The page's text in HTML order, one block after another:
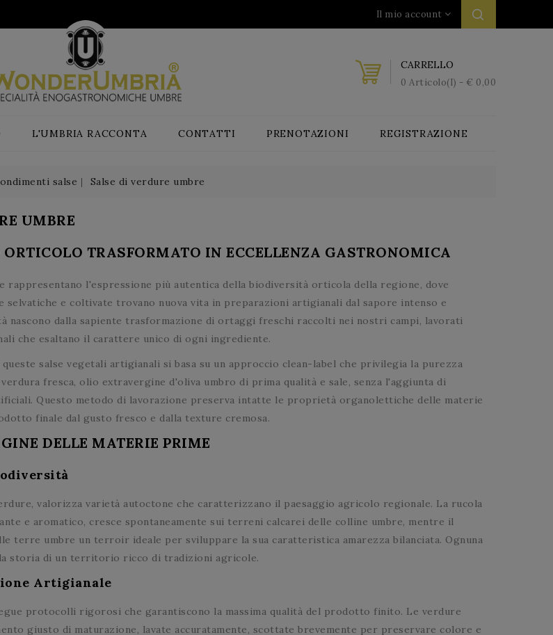
Il mio account
CARRELLO
0 Articolo(i) - € 0,00
L'UMBRIA RACCONTA CONTATTI PRENOTAZIONI REGISTRAZIONE
salse Salse di verdure umbre
UMBRE
TRASFORMATO IN ECCELLENZA GASTRONOMICA
rappresentano l'espressione più autentica della biodiversità orticola della regione, dove
selvatiche e coltivate trovano nuova vita in preparazioni artigianali dal sapore intenso e
nascono dalla sapiente trasformazione di ortaggi freschi raccolti nei nostri campi, lavorati
che esaltano il carattere unico di ogni ingrediente.
salse vegetali artigianali si basa su un approccio clean-label che privilegia la purezza
fresca, olio extravergine d'oliva umbro di prima qualità e sale, senza l'aggiunta di
Questo metodo di lavorazione preserva intatte le proprietà organolettiche delle materie
finale dal gusto fresco e dalla texture cremosa.
DELLE MATERIE PRIME
valorizza varietà autoctone che caratterizzano il paesaggio agricolo regionale. La rucola
e aromatico, cresce spontaneamente sui terreni calcarei delle colline umbre, mentre il
terre umbre un terroir ideale per sviluppare la sua caratteristica amarezza bilanciata. Ognuna
la storia di un territorio ricco di tradizioni agricole.
Artigianale
protocolli rigorosi che garantiscono la massima qualità del prodotto finito. Le verdure
giusto di maturazione, lavate accuratamente, scottate brevemente per preservare colore e